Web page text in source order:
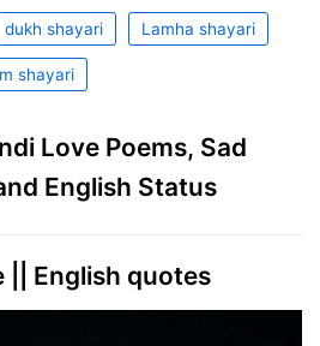
dukh shayari Lamha shayari
shayari
Love Poems, Sad
English Status
|| English quotes